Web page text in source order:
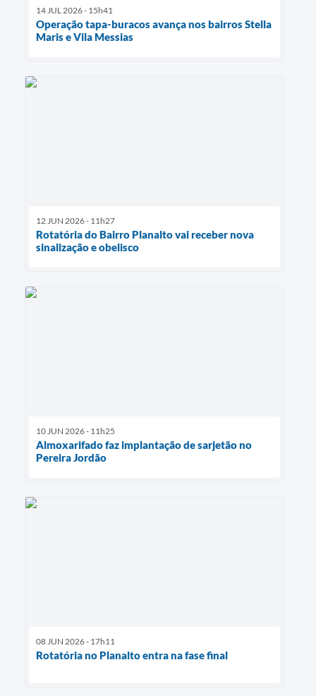
14 JUL 2026 - 15h41
Operação tapa-buracos avança nos bairros Stella
Maris e Vila Messias
12 JUN 2026 - 11h27
Rotatória do Bairro Planalto vai receber nova
sinalização e obelisco
10 JUN 2026 - 11h25
Almoxarifado faz implantação de sarjetão no
Pereira Jordão
08 JUN 2026 - 17h11
Rotatória no Planalto entra na fase final